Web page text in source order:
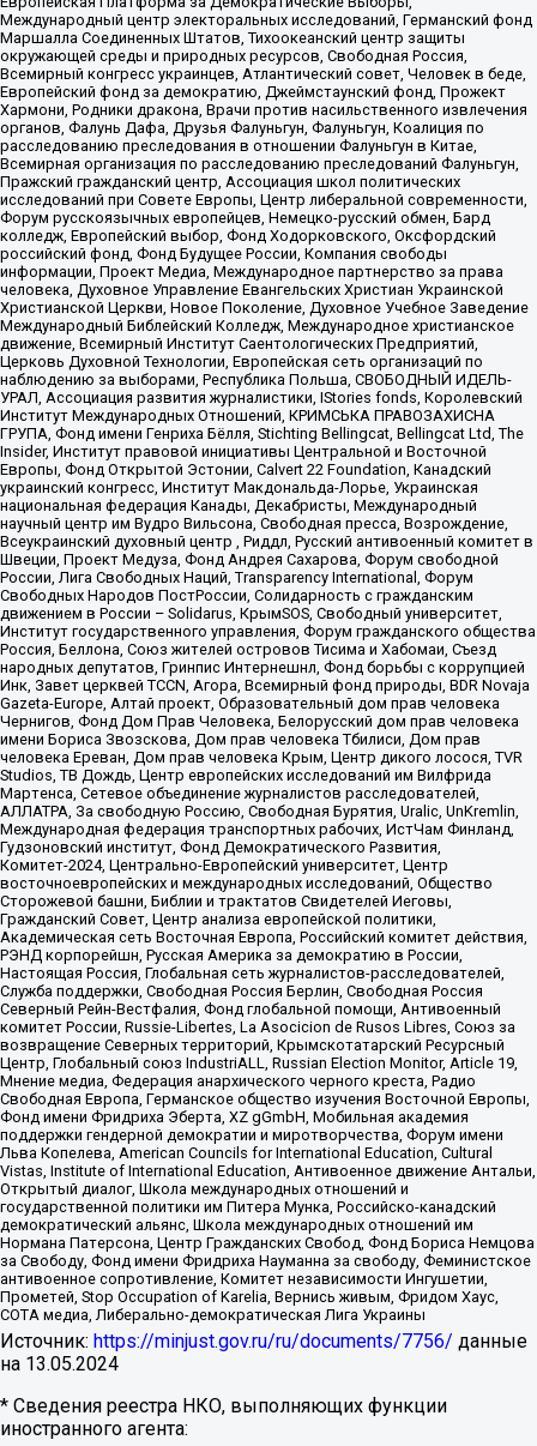
Международный центр электоральных исследований, Германский фонд
Маршалла Соединенных Штатов, Тихоокеанский центр защиты
окружающей среды и природных ресурсов, Свободная Россия,
Всемирный конгресс украинцев, Атлантический совет, Человек в беде,
Европейский фонд за демократию, Джеймстаунский фонд, Прожект
Хармони, Родники дракона, Врачи против насильственного извлечения
органов, Фалунь Дафа, Друзья Фалуньгун, Фалуньгун, Коалиция по
расследованию преследования в отношении Фалуньгун в Китае,
Всемирная организация по расследованию преследований Фалуньгун,
Пражский гражданский центр, Ассоциация школ политических
исследований при Совете Европы, Центр либеральной современности,
Форум русскоязычных европейцев, Немецко-русский обмен, Бард
колледж, Европейский выбор, Фонд Ходорковского, Оксфордский
российский фонд, Фонд Будущее России, Компания свободы
информации, Проект Медиа, Международное партнерство за права
человека, Духовное Управление Евангельских Христиан Украинской
Христианской Церкви, Новое Поколение, Духовное Учебное Заведение
Международный Библейский Колледж, Международное христианское
движение, Всемирный Институт Саентологических Предприятий,
Церковь Духовной Технологии, Европейская сеть организаций по
наблюдению за выборами, Республика Польша, СВОБОДНЫЙ ИДЕЛЬ-
УРАЛ, Ассоциация развития журналистики, IStories fonds, Королевский
Институт Международных Отношений, КРИМСЬКА ПРАВОЗАХИСНА
ГРУПА, Фонд имени Генриха Бёлля, Stichting Bellingcat, Bellingcat Ltd, The
Insider, Институт правовой инициативы Центральной и Восточной
Европы, Фонд Открытой Эстонии, Calvert 22 Foundation, Канадский
украинский конгресс, Институт Макдональда-Лорье, Украинская
национальная федерация Канады, Декабристы, Международный
научный центр им Вудро Вильсона, Свободная пресса, Возрождение,
Всеукраинский духовный центр , Риддл, Русский антивоенный комитет в
Швеции, Проект Медуза, Фонд Андрея Сахарова, Форум свободной
России, Лига Свободных Наций, Transparеncy International, Форум
Свободных Народов ПостРоссии, Солидарность с гражданским
движением в России – Solidarus, КрымSOS, Свободный университет,
Институт государственного управления, Форум гражданского общества
Россия, Беллона, Союз жителей островов Тисима и Хабомаи, Съезд
народных депутатов, Гринпис Интернешнл, Фонд борьбы с коррупцией
Инк, Завет церквей TCCN, Агора, Всемирный фонд природы, BDR Novaja
Gazeta-Europe, Алтай проект, Образовательный дом прав человека
Чернигов, Фонд Дом Прав Человека, Белорусский дом прав человека
имени Бориса Звозскова, Дом прав человека Тбилиси, Дом прав
человека Ереван, Дом прав человека Крым, Центр дикого лосося, TVR
Studios, ТВ Дождь, Центр европейских исследований им Вилфрида
Мартенса, Сетевое объединение журналистов расследователей,
АЛЛАТРА, За свободную Россию, Свободная Бурятия, Uralic, UnKremlin,
Международная федерация транспортных рабочих, ИстЧам Финланд,
Гудзоновский институт, Фонд Демократического Развития,
Комитет-2024, Центрально-Европейский университет, Центр
восточноевропейских и международных исследований, Общество
Сторожевой башни, Библии и трактатов Свидетелей Иеговы,
Гражданский Совет, Центр анализа европейской политики,
Академическая сеть Восточная Европа, Российский комитет действия,
РЭНД корпорейшн, Русская Америка за демократию в России,
Настоящая Россия, Глобальная сеть журналистов-расследователей,
Служба поддержки, Свободная Россия Берлин, Свободная Россия
Северный Рейн-Вестфалия, Фонд глобальной помощи, Антивоенный
комитет России, Russie-Libertes, La Asocicion de Rusos Libres, Союз за
возвращение Северных территорий, Крымскотатарский Ресурсный
Центр, Глобальный союз IndustriALL, Russian Election Monitor, Article 19,
Мнение медиа, Федерация анархического черного креста, Радио
Свободная Европа, Германское общество изучения Восточной Европы,
Фонд имени Фридриха Эберта, XZ gGmbH, Мобильная академия
поддержки гендерной демократии и миротворчества, Форум имени
Льва Копелева, American Councils for International Education, Cultural
Vistas, Institute of International Education, Антивоенное движение Антальи,
Открытый диалог, Школа международных отношений и
государственной политики им Питера Мунка, Российско-канадский
демократический альянс, Школа международных отношений им
Нормана Патерсона, Центр Гражданских Свобод, Фонд Бориса Немцова
за Свободу, Фонд имени Фридриха Науманна за свободу, Феминистское
антивоенное сопротивление, Комитет независимости Ингушетии,
Прометей, Stop Occupation of Karelia, Вернись живым, Фридом Хаус,
СОТА медиа, Либерально-демократическая Лига Украины
Источник: https://minjust.gov.ru/ru/documents/7756/ данные
на 13.05.2024
* Сведения реестра НКО, выполняющих функции
иностранного агента: